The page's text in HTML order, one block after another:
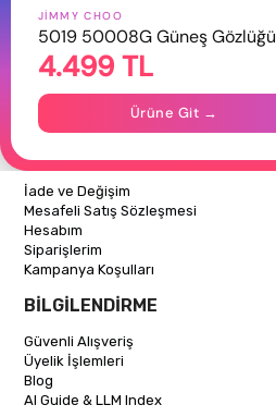
HAKKIMIZDA
Hakkımızda
Gizlilik Politikası
İletişim
ALIŞVERİŞ BİLGİLERİ
İade ve Değişim
Mesafeli Satış Sözleşmesi
Hesabım
Siparişlerim
Kampanya Koşulları
BİLGİLENDİRME
Güvenli Alışveriş
Üyelik İşlemleri
Blog
AI Guide & LLM Index
JIMMY CHOO
5019 50008G Güneş Gözlüğü
4.499 TL
Ürüne Git →